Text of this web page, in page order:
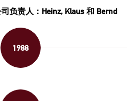
负责人：Heinz, Klaus 和 Bernd
1988